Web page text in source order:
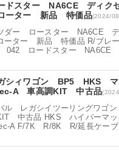
ドスター NA6CE ディク
ーター 新品 特価品(2024/
ダー ロースター NA6CE
ーター 新品 特価品 R/ブレ
ロードスター NA6CE
シィワゴン BP5 HKS
A 車高調KIT 中古品
ル レガシイツーリングワ
中古品 HKS ハイパーマッ
A F/7K R/8K R/延長ケーブ